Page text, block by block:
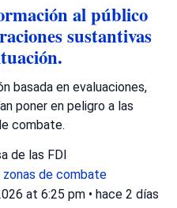
al público
sustantivas
basada en evaluaciones,
poner en peligro a las
combate.
de las FDI
zonas de combate
at 6:25 pm • hace 2 días